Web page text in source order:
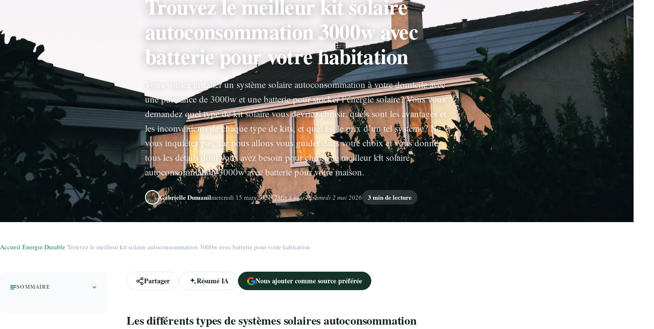
Trouvez le meilleur kit solaire
autoconsommation 3000w avec
batterie pour votre habitation
Vous voulez installer un système solaire autoconsommation à votre domicile avec
une puissance de 3000w et une batterie pour stocker l’énergie solaire? Vous vous
demandez quel type de kit solaire vous devriez choisir, quels sont les avantages et
les inconvénients de chaque type de kits, et quel est le prix d’un tel système? Ne
vous inquiétez pas, car nous allons vous guider dans votre choix et vous donner
tous les détails dont vous avez besoin pour choisir le meilleur kit solaire
autoconsommation 3000w avec batterie pour votre maison.
Gabrielle Dumanilmercredi 15 mars 2023 Mis à jour le samedi 2 mai 2026 3 min de lecture
Accueil›Énergie Durable›Trouvez le meilleur kit solaire autoconsommation 3000w avec batterie pour votre habitation
SOMMAIRE
Partager Résumé IA Nous ajouter comme source préférée
Les différents types de systèmes solaires autoconsommation